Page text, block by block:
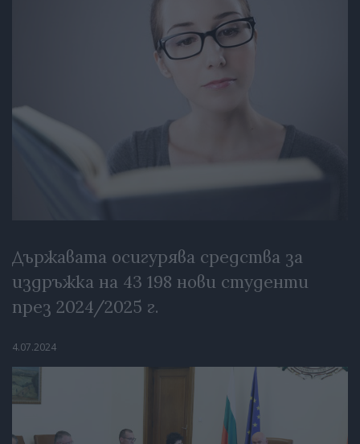
Държавата осигурява средства за
издръжка на 43 198 нови студенти
през 2024/2025 г.
4.07.2024